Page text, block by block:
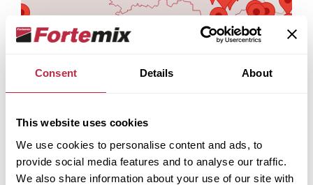
Consent Details About
This website uses cookies
We use cookies to personalise content and ads, to
provide social media features and to analyse our traffic.
We also share information about your use of our site with
Luděk Bareš
Adresa:
Bílkovice 25, Bílkovice
E-mail:
baresludek@seznam.cz
Adresa:
Býkovice 24, Louňovice pod
Blaníkem
Tel.:
723 989 755
E-mail:
pokryvacstviduda@seznam.cz